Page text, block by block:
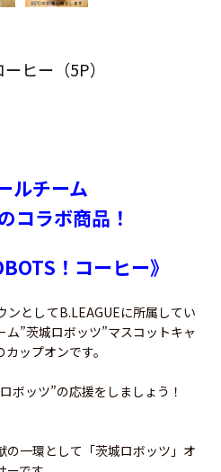
ヒー（5P）
ルチーム
コラボ商品！
！コーヒー》
としてB.LEAGUEに所属してい
”茨城ロボッツ”マスコットキャ
ップオンです。
ボッツ”の応援をしましょう！
一環として「茨城ロボッツ」オ